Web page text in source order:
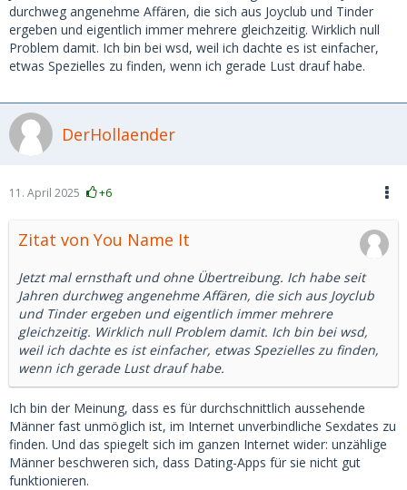
durchweg angenehme Affären, die sich aus Joyclub und Tinder
ergeben und eigentlich immer mehrere gleichzeitig. Wirklich null
Problem damit. Ich bin bei wsd, weil ich dachte es ist einfacher,
etwas Spezielles zu finden, wenn ich gerade Lust drauf habe.
DerHollaender
11. April 2025 +6
Zitat von You Name It
Jetzt mal ernsthaft und ohne Übertreibung. Ich habe seit
Jahren durchweg angenehme Affären, die sich aus Joyclub
und Tinder ergeben und eigentlich immer mehrere
gleichzeitig. Wirklich null Problem damit. Ich bin bei wsd,
weil ich dachte es ist einfacher, etwas Spezielles zu finden,
wenn ich gerade Lust drauf habe.
Ich bin der Meinung, dass es für durchschnittlich aussehende
Männer fast unmöglich ist, im Internet unverbindliche Sexdates zu
finden. Und das spiegelt sich im ganzen Internet wider: unzählige
Männer beschweren sich, dass Dating-Apps für sie nicht gut
funktionieren.